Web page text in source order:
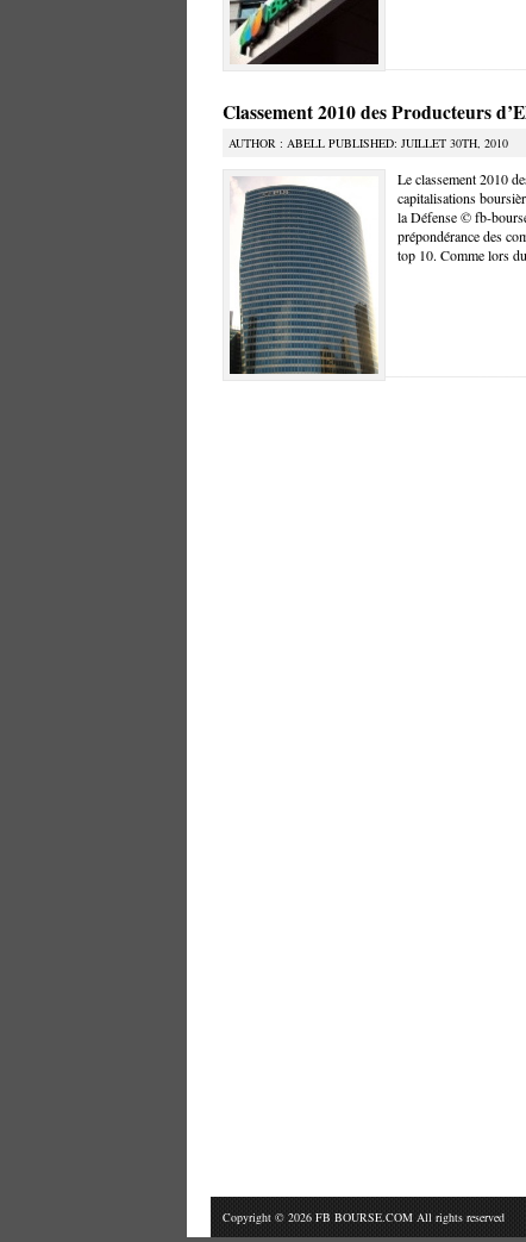
Classement 2010 des Producteurs
AUTHOR : ABELL PUBLISHED: JUILLET 30TH, 2010
Le classement 2010
capitalisations
la Défense © fb-
prépondérance des
top 10. Comme lors
Copyright © 2026 FB BOURSE.COM All rights reserved